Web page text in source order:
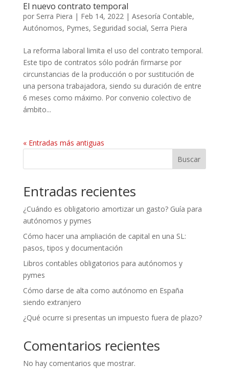
El nuevo contrato temporal
por Serra Piera | Feb 14, 2022| Asesoría Contable,
Autónomos, Pymes, Seguridad social, Serra Piera
La reforma laboral limita el uso del contrato temporal.
Este tipo de contratos sólo podrán firmarse por
circunstancias de la producción o por sustitución de
una persona trabajadora, siendo su duración de entre
6 meses como máximo. Por convenio colectivo de
ámbito...
« Entradas más antiguas
Buscar
Entradas recientes
¿Cuándo es obligatorio amortizar un gasto? Guía para
autónomos y pymes
Cómo hacer una ampliación de capital en una SL:
pasos, tipos y documentación
Libros contables obligatorios para autónomos y
pymes
Cómo darse de alta como autónomo en España
siendo extranjero
¿Qué ocurre si presentas un impuesto fuera de plazo?
Comentarios recientes
No hay comentarios que mostrar.